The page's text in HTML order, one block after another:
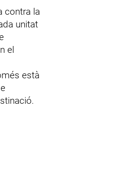
contra la
unitat
el
està